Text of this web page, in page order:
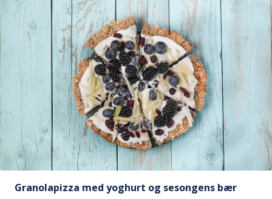
Granolapizza med yoghurt og sesongens bær